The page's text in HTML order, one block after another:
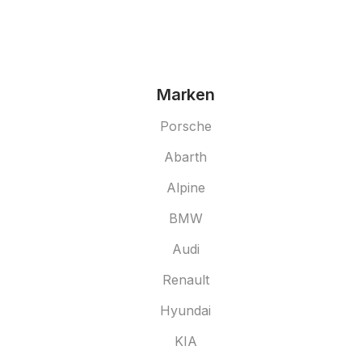
Marken
Porsche
Abarth
Alpine
BMW
Audi
Renault
Hyundai
KIA